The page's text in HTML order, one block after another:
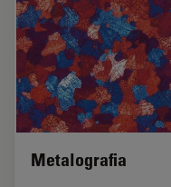
Metalografia